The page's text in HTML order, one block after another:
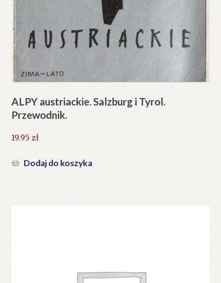
ALPY austriackie. Salzburg i Tyrol.
Przewodnik.
19.95 zł
Dodaj do koszyka